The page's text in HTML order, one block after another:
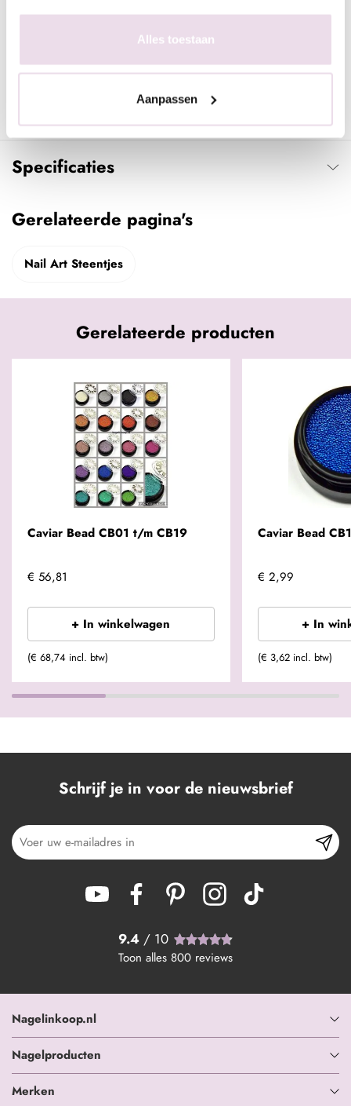
Alles toestaan
Aanpassen
Indien gewenst kunnen de stenen ook meteen op de kleur
liggen de stenen ''in'' de topcoat en blijven deze nog beter
zitten.
Specificaties
Gerelateerde pagina's
Nail Art Steentjes
Gerelateerde producten
Caviar Bead CB01 t/m CB19
€ 56,81
+ In winkelwagen
(€ 68,74 incl. btw)
Caviar Bead
€ 2,99
+ In
(€ 3,62 incl. btw)
Schrijf je in voor de nieuwsbrief
9.4 / 10
Toon alles 800 reviews
Nagelinkoop.nl
Nagelproducten
Merken